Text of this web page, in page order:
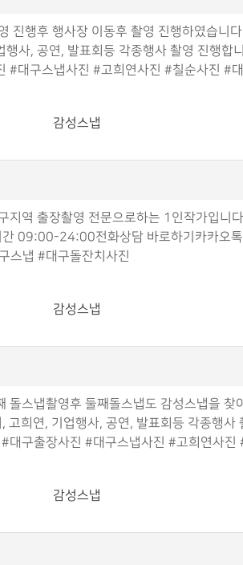
행후 행사장 이동후 촬영 진행하였습니
사, 공연, 발표회등 각종행사 촬영 진행
#대구스냅사진 #고희연사진 #칠순사진 #
감성스냅
역 출장촬영 전문으로하는 1인작가입니
09:00-24:00전화상담 바로하기카카오
스냅 #대구돌잔치사진
감성스냅
스냅촬영후 둘째돌스냅도 감성스냅을
고희연, 기업행사, 공연, 발표회등 각종
대구출장사진 #대구스냅사진 #고희연사
감성스냅